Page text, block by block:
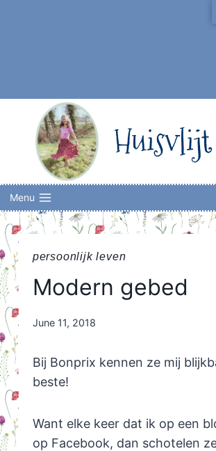
Huisvlijt
Menu
persoonlijk leven
Modern gebed
By
Orriëns
June 11, 2018
Bij Bonprix kennen ze mij
beste!
Want elke keer dat ik op een
op Facebook, dan schotelen